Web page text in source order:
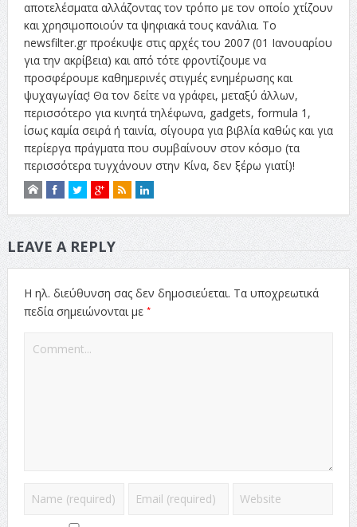
αποτελέσματα αλλάζοντας τον τρόπο με τον οποίο χτίζουν
και χρησιμοποιούν τα ψηφιακά τους κανάλια. Το
newsfilter.gr προέκυψε στις αρχές του 2007 (01 Ιανουαρίου
για την ακρίβεια) και από τότε φροντίζουμε να
προσφέρουμε καθημερινές στιγμές ενημέρωσης και
ψυχαγωγίας! Θα τον δείτε να γράφει, μεταξύ άλλων,
περισσότερο για κινητά τηλέφωνα, gadgets, formula 1,
ίσως καμία σειρά ή ταινία, σίγουρα για βιβλία καθώς και για
περίεργα πράγματα που συμβαίνουν στον κόσμο (τα
περισσότερα τυγχάνουν στην Κίνα, δεν ξέρω γιατί)!
LEAVE A REPLY
Η ηλ. διεύθυνση σας δεν δημοσιεύεται. Τα υποχρεωτικά
πεδία σημειώνονται με *